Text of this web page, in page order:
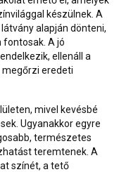
készülnek. A
alapján dönteni,
fontosak. A jó
ellenáll a
megőrzi eredeti
mivel kevésbé
Ugyanakkor egyre
természetes
teremtenek. A
színét, a tető